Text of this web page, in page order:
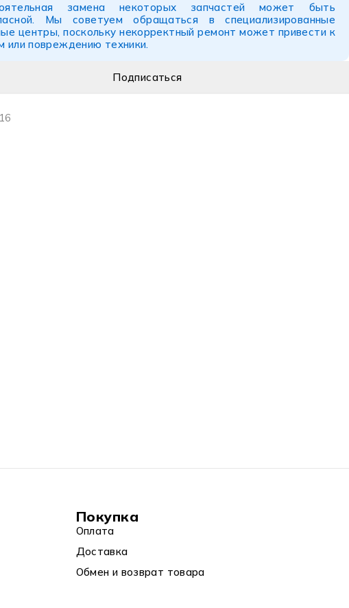
замена некоторых запчастей может быть
Мы советуем обращаться в специализированные
центры, поскольку некорректный ремонт может привести к
или повреждению техники.
16
Покупка
Оплата
Доставка
Обмен и возврат товара